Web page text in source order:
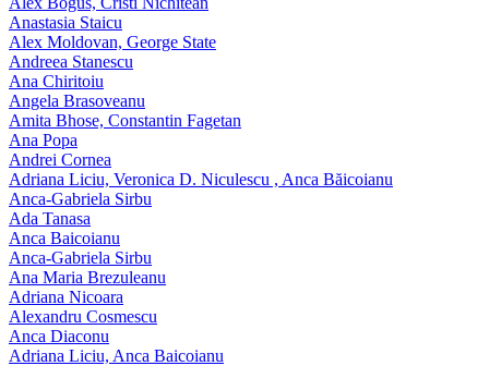
Anastasia Staicu
Alex Moldovan, George State
Andreea Stanescu
Ana Chiritoiu
Angela Brasoveanu
Amita Bhose, Constantin Fagetan
Ana Popa
Andrei Cornea
Adriana Liciu, Veronica D. Niculescu , Anca Băicoianu
Anca‑Gabriela Sirbu
Ada Tanasa
Anca Baicoianu
Anca-Gabriela Sirbu
Ana Maria Brezuleanu
Adriana Nicoara
Alexandru Cosmescu
Anca Diaconu
Adriana Liciu, Anca Baicoianu